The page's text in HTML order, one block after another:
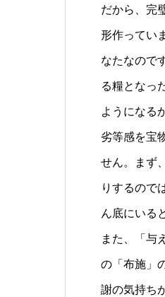
だから、完
形作ってい
なたなので
る糧となっ
ようになる
劣等感を宝
せん。まず
りするので
ん底にいる
また、「与
の「布施」
謝の気持ち